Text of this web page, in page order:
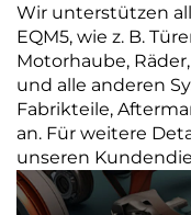
Wir unterstützen
EQM5, wie z. B.
Motorhaube,
und alle anderen
Fabrikteile,
an. Für weitere
unseren